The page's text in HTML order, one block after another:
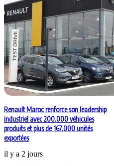
Renault Maroc renforce son leadership
industriel avec 200.000 véhicules
produits et plus de 167.000 unités
exportées
il y a 2 jours